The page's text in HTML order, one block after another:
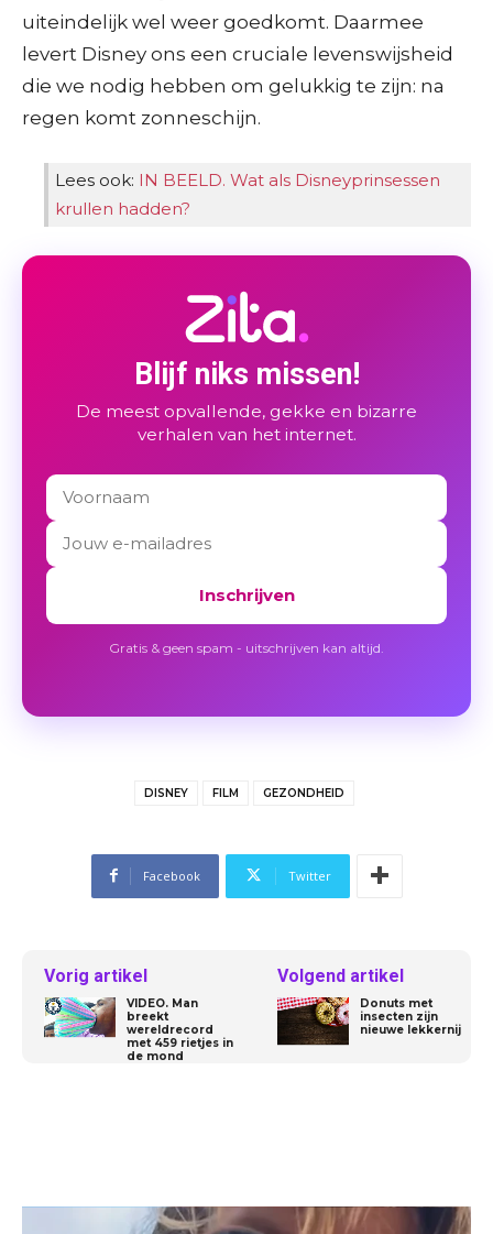
uiteindelijk wel weer goedkomt. Daarmee
levert Disney ons een cruciale levenswijsheid
die we nodig hebben om gelukkig te zijn: na
regen komt zonneschijn.
Lees ook: IN BEELD. Wat als Disneyprinsessen
krullen hadden?
Blijf niks missen!
De meest opvallende, gekke en bizarre
verhalen van het internet.
Inschrijven
Gratis & geen spam - uitschrijven kan altijd.
DISNEY FILM GEZONDHEID
Facebook Twitter
Vorig artikel
VIDEO. Man
breekt
wereldrecord
met 459 rietjes in
de mond
Volgend artikel
Donuts met
insecten zijn
nieuwe lekkernij